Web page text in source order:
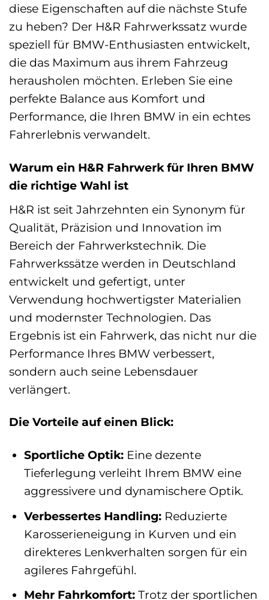
diese Eigenschaften auf die nächste Stufe
zu heben? Der H&R Fahrwerkssatz wurde
speziell für BMW-Enthusiasten entwickelt,
die das Maximum aus ihrem Fahrzeug
herausholen möchten. Erleben Sie eine
perfekte Balance aus Komfort und
Performance, die Ihren BMW in ein echtes
Fahrerlebnis verwandelt.
Warum ein H&R Fahrwerk für Ihren BMW
die richtige Wahl ist
H&R ist seit Jahrzehnten ein Synonym für
Qualität, Präzision und Innovation im
Bereich der Fahrwerkstechnik. Die
Fahrwerkssätze werden in Deutschland
entwickelt und gefertigt, unter
Verwendung hochwertigster Materialien
und modernster Technologien. Das
Ergebnis ist ein Fahrwerk, das nicht nur die
Performance Ihres BMW verbessert,
sondern auch seine Lebensdauer
verlängert.
Die Vorteile auf einen Blick:
Sportliche Optik:Eine dezente
Tieferlegung verleiht Ihrem BMW eine
aggressivere und dynamischere Optik.
Verbessertes Handling:Reduzierte
Karosserieneigung in Kurven und ein
direkteres Lenkverhalten sorgen für ein
agileres Fahrgefühl.
Mehr Fahrkomfort:Trotz der sportlichen